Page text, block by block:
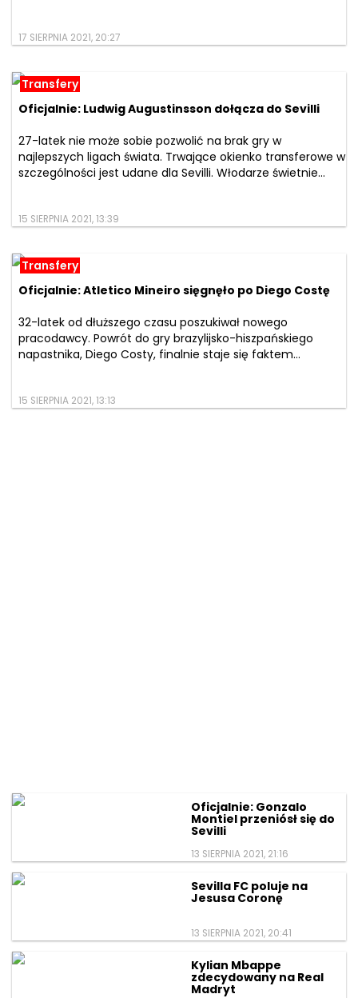
17 SIERPNIA 2021, 20:27
Transfery
Oficjalnie: Ludwig Augustinsson dołącza do Sevilli
27-latek nie może sobie pozwolić na brak gry w
najlepszych ligach świata. Trwające okienko transferowe w
szczególności jest udane dla Sevilli. Włodarze świetnie...
15 SIERPNIA 2021, 13:39
Transfery
Oficjalnie: Atletico Mineiro sięgnęło po Diego Costę
32-latek od dłuższego czasu poszukiwał nowego
pracodawcy. Powrót do gry brazylijsko-hiszpańskiego
napastnika, Diego Costy, finalnie staje się faktem...
15 SIERPNIA 2021, 13:13
Oficjalnie: Gonzalo
Montiel przeniósł się do
Sevilli
13 SIERPNIA 2021, 21:16
Sevilla FC poluje na
Jesusa Coronę
13 SIERPNIA 2021, 20:41
Kylian Mbappe
zdecydowany na Real
Madryt